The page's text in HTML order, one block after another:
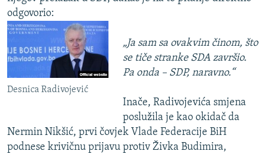
odgovorio:
Desnica Radivojević
„Ja sam sa ovakvim činom, što
se tiče stranke SDA završio.
Pa onda – SDP, naravno.“
Inače, Radivojevića smjena
poslužila je kao okidač da
Nermin Nikšić, prvi čovjek Vlade Federacije BiH
podnese krivičnu prijavu protiv Živka Budimira,